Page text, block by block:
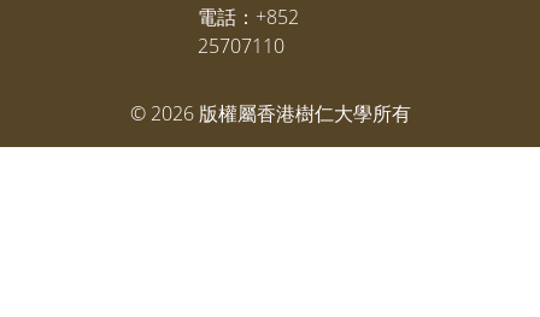
電話：+852
25707110
© 2026版權屬香港樹仁大學所有